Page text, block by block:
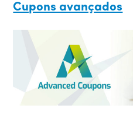
Cupons avançados